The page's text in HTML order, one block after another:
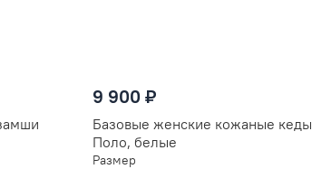
9 900 ₽
Базовые женские кожаные кеды
Поло, белые
Размер